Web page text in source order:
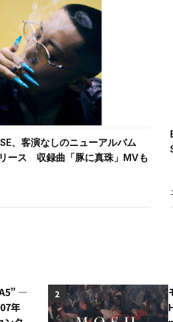
、客演なしのニューアルバム
ース 収録曲「豚に真珠」MVも
―
年
2